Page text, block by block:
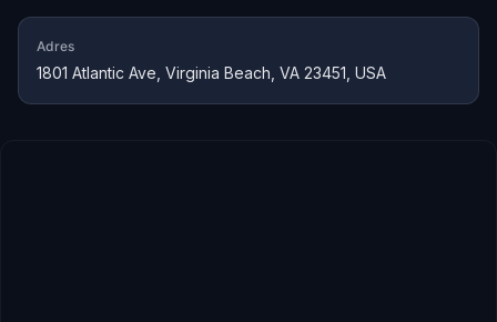
Adres
1801 Atlantic Ave, Virginia Beach, VA 23451, USA